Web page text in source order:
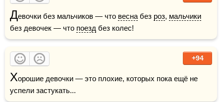
Девочки без мальчиков — что весна без роз, мальчики
без девочек — что поезд без колес!
+94
Хорошие девочки — это плохие, которых пока ещё не
успели застукать...